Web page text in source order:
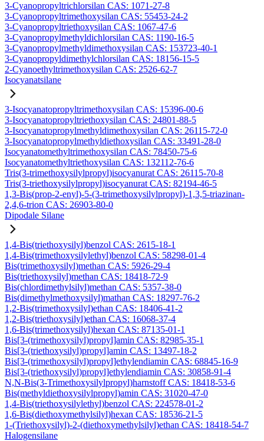
3-Cyanopropyltrichlorsilan CAS: 1071-27-8
3-Cyanopropyltrimethoxysilan CAS: 55453-24-2
3-Cyanopropyltriethoxysilan CAS: 1067-47-6
3-Cyanopropylmethyldichlorsilan CAS: 1190-16-5
3-Cyanopropylmethyldimethoxysilan CAS: 153723-40-1
3-Cyanopropyldimethylchlorsilan CAS: 18156-15-5
2-Cyanoethyltrimethoxysilan CAS: 2526-62-7
Isocyanatsilane
3-Isocyanatopropyltrimethoxysilan CAS: 15396-00-6
3-Isocyanatopropyltriethoxysilan CAS: 24801-88-5
3-Isocyanatopropylmethyldimethoxysilan CAS: 26115-72-0
3-Isocyanatopropylmethyldiethoxysilan CAS: 33491-28-0
Isocyanatomethyltrimethoxysilan CAS: 78450-75-6
Isocyanatomethyltriethoxysilan CAS: 132112-76-6
Tris(3-trimethoxysilylpropyl)isocyanurat CAS: 26115-70-8
Tris(3-triethoxysilylpropyl)isocyanurat CAS: 82194-46-5
1,3-Bis(prop-2-enyl)-5-(3-trimethoxysilylpropyl)-1,3,5-triazinan-
2,4,6-trion CAS: 26903-80-0
Dipodale Silane
1,4-Bis(triethoxysilyl)benzol CAS: 2615-18-1
1,4-Bis(trimethoxysilylethyl)benzol CAS: 58298-01-4
Bis(trimethoxysilyl)methan CAS: 5926-29-4
Bis(triethoxysilyl)methan CAS: 18418-72-9
Bis(chlordimethylsilyl)methan CAS: 5357-38-0
Bis(dimethylmethoxysilyl)mathan CAS: 18297-76-2
1,2-Bis(trimethoxysilyl)ethan CAS: 18406-41-2
1,2-Bis(triethoxysilyl)ethan CAS: 16068-37-4
1,6-Bis(trimethoxysilyl)hexan CAS: 87135-01-1
Bis[3-(trimethoxysilyl)propyl]amin CAS: 82985-35-1
Bis[3-(triethoxysilyl)propyl]amin CAS: 13497-18-2
Bis[3-(trimethoxysilyl)propyl]ethylendiamin CAS: 68845-16-9
Bis[3-(triethoxysilyl)propyl]ethylendiamin CAS: 30858-91-4
N,N-Bis(3-Trimethoxysilylpropyl)harnstoff CAS: 18418-53-6
Bis(methyldiethoxysilylpropyl)amin CAS: 31020-47-0
1,4-Bis(triethoxysilylethyl)benzol CAS: 224578-01-2
1,6-Bis(diethoxymethylsilyl)hexan CAS: 18536-21-5
1-(Triethoxysilyl)-2-(diethoxymethylsilyl)ethan CAS: 18418-54-7
Halogensilane